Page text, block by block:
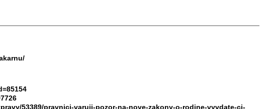
53389/pravnici-varuji-pozor-na-nove-zakony-o-rodine-vyvdate-ci-